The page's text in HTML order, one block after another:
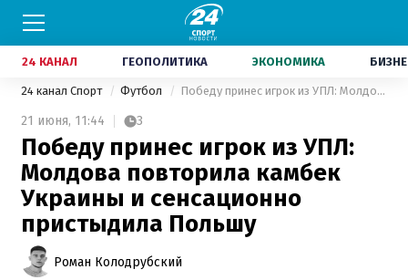
24 КАНАЛ ГЕОПОЛИТИКА ЭКОНОМИКА
24 канал Спорт Футбол Победу принес игрок из УПЛ: Молдова повторила камбек Украины и сенсационно пристыдила Польшу
21 июня, 11:44 3
Победу принес игрок из УПЛ:
Молдова повторила камбек
Украины и сенсационно
пристыдила Польшу
Роман Колодрубский